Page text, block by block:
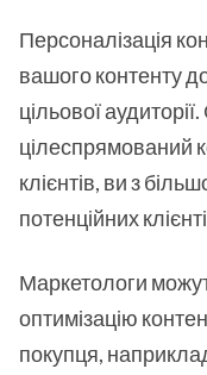
Персоналізація
вашого контенту
цільової
цілеспрямований
клієнтів, ви з
потенційних
Маркетологи
оптимізацію
покупця,